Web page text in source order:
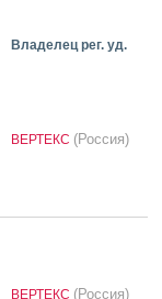
Владелец рег. уд.
ВЕРТЕКС (Россия)
ВЕРТЕКС (Россия)